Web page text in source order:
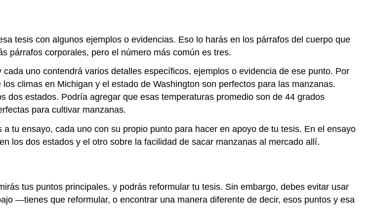
tesis con algunos ejemplos o evidencias. Eso lo harás en los párrafos del cuerpo que
párrafos corporales, pero el número más común es tres.
uno contendrá varios detalles específicos, ejemplos o evidencia de ese punto. Por
climas en Michigan y el estado de Washington son perfectos para las manzanas.
estados. Podría agregar que esas temperaturas promedio son de 44 grados
para cultivar manzanas.
tu ensayo, cada uno con su propio punto para hacer en apoyo de tu tesis. En el ensayo
los dos estados y el otro sobre la facilidad de sacar manzanas al mercado allí.
tus puntos principales, y podrás reformular tu tesis. Sin embargo, debes evitar usar
—tienes que reformular, o encontrar una manera diferente de decir, esos puntos y esa